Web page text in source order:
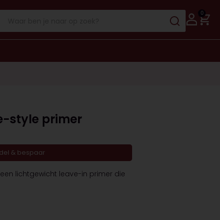
0
style primer
& bespaar
lichtgewicht leave-in primer die